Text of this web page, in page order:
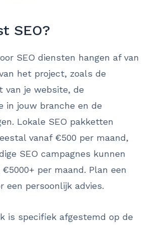
SEO?
SEO diensten hangen af van
het project, zoals de
van je website, de
in jouw branche en de
Lokale SEO pakketten
vanaf €500 per maand,
SEO campagnes kunnen
per maand. Plan een
een persoonlijk advies.
is specifiek afgestemd op de